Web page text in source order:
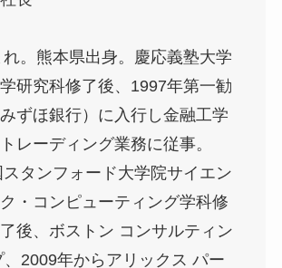
。熊本県出身。慶応義塾大学
研究科修了後、1997年第一勧
ずほ銀行）に入行し金融工学
レーディング業務に従事。
タンフォード大学院サイエン
・コンピューティング学科修
後、ボストン コンサルティン
、2009年からアリックス パー